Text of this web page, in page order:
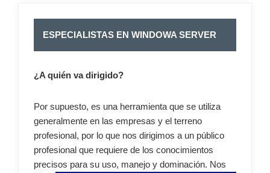
ESPECIALISTAS EN WINDOWA SERVER
¿A quién va dirigido?
Por supuesto, es una herramienta que se utiliza
generalmente en las empresas y el terreno
profesional, por lo que nos dirigimos a un público
profesional que requiere de los conocimientos
precisos para su uso, manejo y dominación. Nos